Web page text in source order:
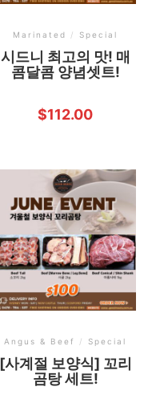
Marinated / Special
시드니 최고의 맛! 매
콤달콤 양념셋트!
$112.00
Angus & Beef / Special
[사계절 보양식] 꼬리
곰탕 세트!